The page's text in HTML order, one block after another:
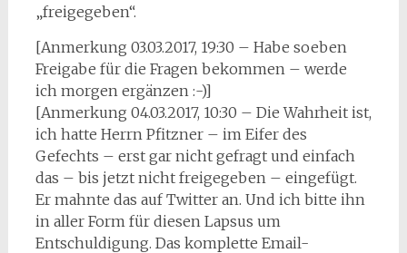
„freigegeben“.
[Anmerkung 03.03.2017, 19:30 – Habe soeben
Freigabe für die Fragen bekommen – werde
ich morgen ergänzen :-)]
[Anmerkung 04.03.2017, 10:30 – Die Wahrheit ist,
ich hatte Herrn Pfitzner – im Eifer des
Gefechts – erst gar nicht gefragt und einfach
das – bis jetzt nicht freigegeben – eingefügt.
Er mahnte das auf Twitter an. Und ich bitte ihn
in aller Form für diesen Lapsus um
Entschuldigung. Das komplette Email-